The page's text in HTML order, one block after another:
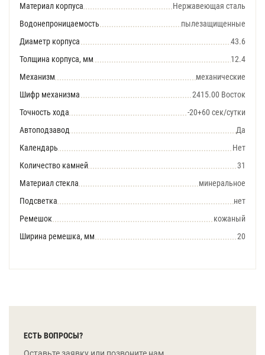
Материал корпуса
Нержавеющая сталь
Водонепроницаемость
пылезащищенные
Диаметр корпуса
43.6
Толщина корпуса, мм
12.4
Механизм
механические
Шифр механизма
2415.00 Восток
Точность хода
-20+60 сек/сутки
Автоподзавод
Да
Календарь
Нет
Количество камней
31
Материал стекла
минеральное
Подсветка
нет
Ремешок
кожаный
Ширина ремешка, мм
20
ЕСТЬ ВОПРОСЫ?
Оставьте заявку или позвоните нам